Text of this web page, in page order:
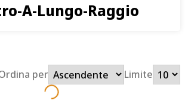
A-Lungo-Raggio
per Limite